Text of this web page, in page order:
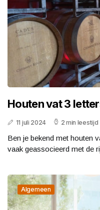
Houten vat 3
11 juli 2024 2 min leestijd
Ben je bekend met houten
vaak geassocieerd met de
Algemeen